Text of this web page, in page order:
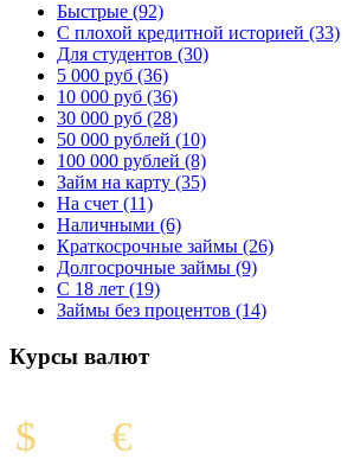
Быстрые (92)
С плохой кредитной историей (33)
Для студентов (30)
5 000 руб (36)
10 000 руб (36)
30 000 руб (28)
50 000 рублей (10)
100 000 рублей (8)
Займ на карту (35)
На счет (11)
Наличными (6)
Краткосрочные займы (26)
Долгосрочные займы (9)
С 18 лет (19)
Займы без процентов (14)
Курсы валют
$ €